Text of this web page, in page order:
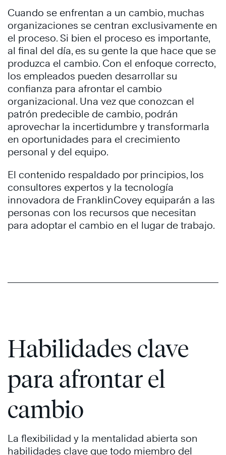
Cuando se enfrentan a un cambio, muchas
organizaciones se centran exclusivamente en
el proceso. Si bien el proceso es importante,
al final del día, es su gente la que hace que se
produzca el cambio. Con el enfoque correcto,
los empleados pueden desarrollar su
confianza para afrontar el cambio
organizacional. Una vez que conozcan el
patrón predecible de cambio, podrán
aprovechar la incertidumbre y transformarla
en oportunidades para el crecimiento
personal y del equipo.
El contenido respaldado por principios, los
consultores expertos y la tecnología
innovadora de FranklinCovey equiparán a las
personas con los recursos que necesitan
para adoptar el cambio en el lugar de trabajo.
Habilidades clave
para afrontar el
cambio
La flexibilidad y la mentalidad abierta son
habilidades clave que todo miembro del